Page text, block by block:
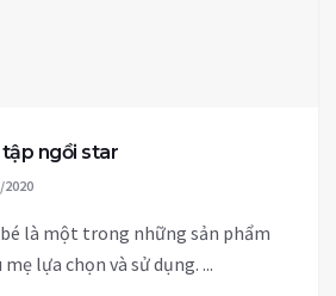
ngồi star
2020
là một trong những sản phẩm
lựa chọn và sử dụng. ...